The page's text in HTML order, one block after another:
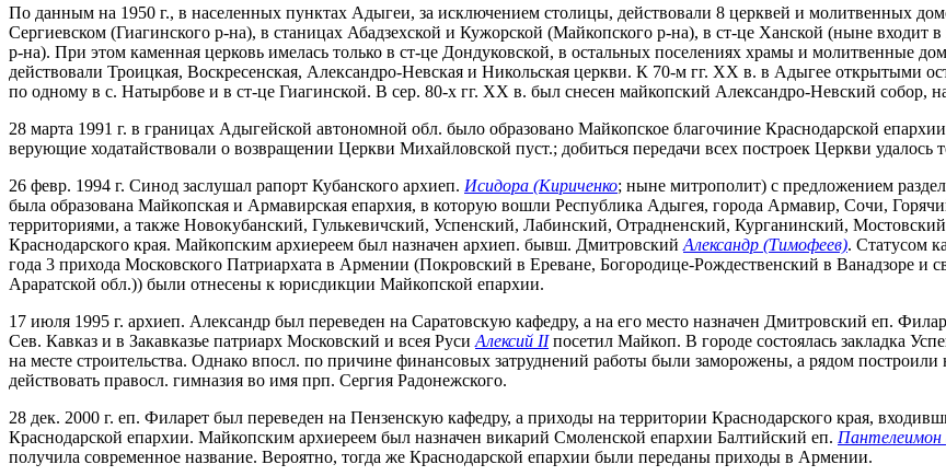
По данным на 1950 г., в населенных пунктах Адыгеи, за исключением столицы, действовали 8 церквей и молитвенных
Сергиевском (Гиагинского р-на), в станицах Абадзехской и Кужорской (Майкопского р-на), в ст-це Ханской (ныне входит
р-на). При этом каменная церковь имелась только в ст-це Дондуковской, в остальных поселениях храмы и молитвенные
действовали Троицкая, Воскресенская, Александро-Невская и Никольская церкви. К 70-м гг. XX в. в Адыгее открытыми
по одному в с. Натырбове и в ст-це Гиагинской. В сер. 80-х гг. XX в. был снесен майкопский Александро-Невский собор,
28 марта 1991 г. в границах Адыгейской автономной обл. было образовано Майкопское благочиние Краснодарской
верующие ходатайствовали о возвращении Церкви Михайловской пуст.; добиться передачи всех построек Церкви удалось
26 февр. 1994 г. Синод заслушал рапорт Кубанского архиеп. Исидора (Кириченко; ныне митрополит) с предложением
была образована Майкопская и Армавирская епархия, в которую вошли Республика Адыгея, города Армавир, Сочи,
территориями, а также Новокубанский, Гулькевичский, Успенский, Лабинский, Отрадненский, Курганинский,
Краснодарского края. Майкопским архиереем был назначен архиеп. бывш. Дмитровский Александр (Тимофеев). Статусом
года 3 прихода Московского Патриархата в Армении (Покровский в Ереване, Богородице-Рождественский в Ванадзоре
Араратской обл.)) были отнесены к юрисдикции Майкопской епархии.
17 июля 1995 г. архиеп. Александр был переведен на Саратовскую кафедру, а на его место назначен Дмитровский еп.
Сев. Кавказ и в Закавказье патриарх Московский и всея Руси Алексий IIпосетил Майкоп. В городе состоялась закладка
на месте строительства. Однако впосл. по причине финансовых затруднений работы были заморожены, а рядом
действовать правосл. гимназия во имя прп. Сергия Радонежского.
28 дек. 2000 г. еп. Филарет был переведен на Пензенскую кафедру, а приходы на территории Краснодарского края,
Краснодарской епархии. Майкопским архиереем был назначен викарий Смоленской епархии Балтийский еп.
получила современное название. Вероятно, тогда же Краснодарской епархии были переданы приходы в Армении.